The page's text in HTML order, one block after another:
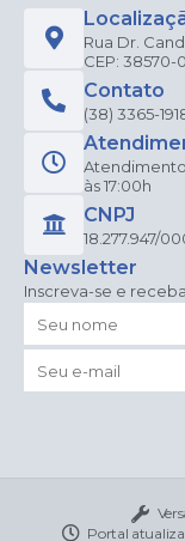
Rua Dr.
CEP: 38570-
Contato
(38) 3365-
às 17:00h
CNPJ
18.277.947/
Newsletter
Inscreva-se e
Portal